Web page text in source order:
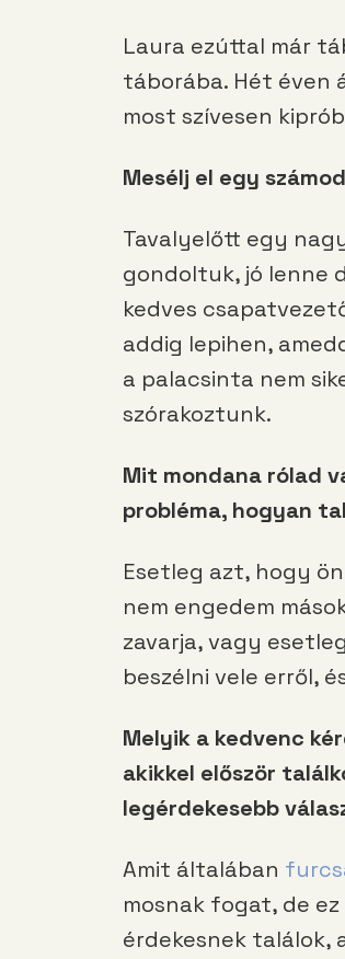
Laura ezúttal már
táborába. Hét éven
most szívesen
Mesélj el egy
Tavalyelőtt egy
gondoltuk, jó lenne
kedves
addig lepihen,
a palacsinta nem
szórakoztunk.
Mit mondana rólad
probléma, hogyan
Esetleg azt, hogy
nem engedem
zavarja, vagy
beszélni vele erről,
Melyik a kedvenc
akikkel először
legérdekesebb
Amit általában
mosnak fogat, de
érdekesnek találok,